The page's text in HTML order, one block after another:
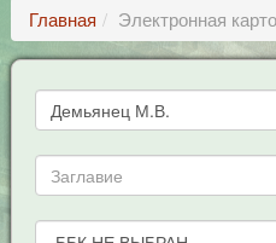
Главная Электронная